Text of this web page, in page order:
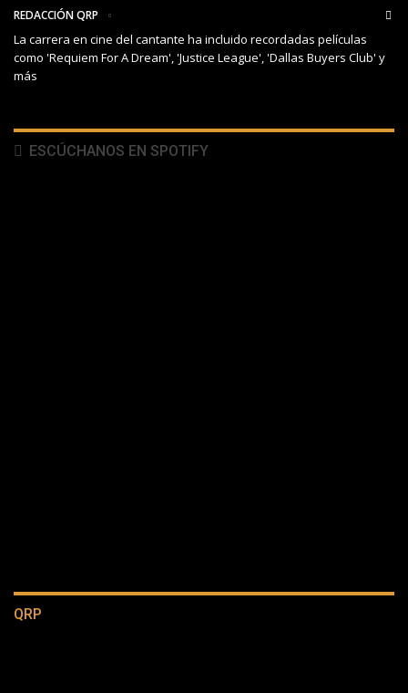
REDACCIÓN QRP
La carrera en cine del cantante ha incluido recordadas películas
como 'Requiem For A Dream', 'Justice League', 'Dallas Buyers Club' y
más
ESCÚCHANOS EN SPOTIFY
QRP